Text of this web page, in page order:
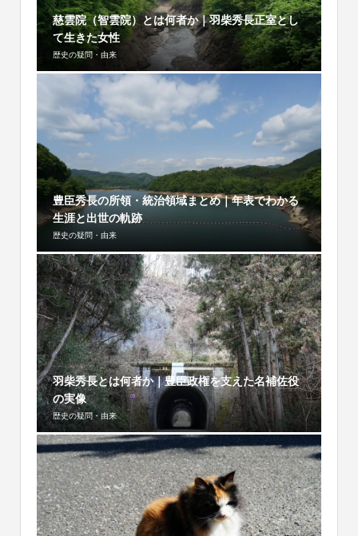
慈雲院（智雲院）とは何者か｜羽柴秀長正室とし
て生きた女性
歴史の疑問・由来
豊臣秀長の所領・統治領域まとめ｜年表でわかる
生涯と出世の軌跡
歴史の疑問・由来
羽柴秀長とは何者か｜豊臣政権を支えた名補佐役
の実像
歴史の疑問・由来